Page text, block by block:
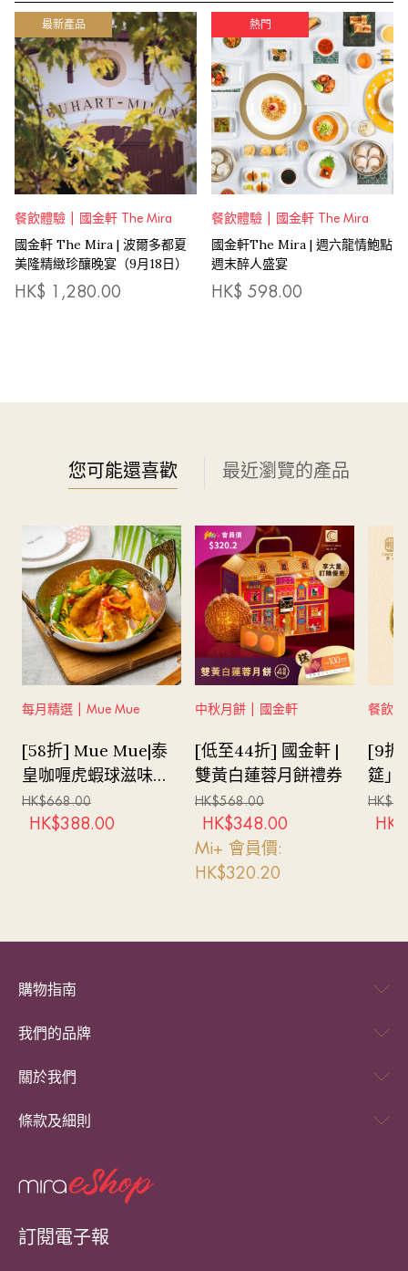
最新產品
餐飲體驗 | 國金軒 The Mira
國金軒 The Mira | 波爾多都夏
美隆精緻珍釀晚宴（9月18日）
HK$ 1,280.00
熱門
餐飲體驗 | 國金軒 The Mira
國金軒The Mira | 週六龍情鮑點
週末醉人盛宴
HK$ 598.00
您可能還喜歡 最近瀏覽的產品
每月精選 | Mue Mue
[58折] Mue Mue|泰
皇咖喱虎蝦球滋味兩
人午餐
HK$668.00
HK$388.00
中秋月餅 | 國金軒
[低至44折] 國金軒 |
雙黃白蓮蓉月餅禮券
HK$568.00
HK$348.00
Mi+ 會員價:
HK$320.20
餐飲
[9折
筵」
HK$
HK$
購物指南
我們的品牌
關於我們
條款及細則
訂閱電子報